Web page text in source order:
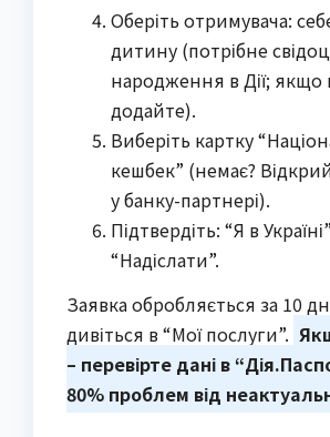
Оберіть отримувача:
дитину (потрібне
народження в Дії; якщо
додайте).
Виберіть картку
кешбек” (немає?
у банку-партнері).
Підтвердіть: “Я в
“Надіслати”.
Заявка обробляється за 10
дивіться в “Мої послуги”.
– перевірте дані в
80% проблем від